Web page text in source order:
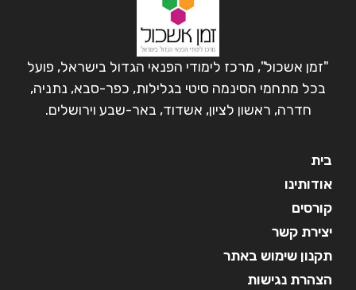
"זמן אשכול", מרכז לימודי הפנאי הגדול בישראל, פועל
בכל מתחמי הסינמה סיטי בגלילות, כפר-סבא, נתניה,
חדרה, ראשון לציון, אשדוד, באר-שבע וירושלים.
בית
אודותינו
קורסים
יצירת קשר
תקנון שימוש באתר
הצהרת נגישות